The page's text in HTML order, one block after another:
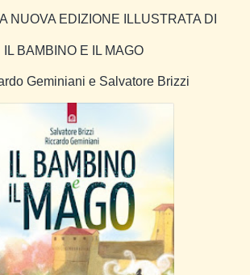
NUOVA EDIZIONE ILLUSTRATA DI
IL BAMBINO E IL MAGO
Geminiani e Salvatore Brizzi